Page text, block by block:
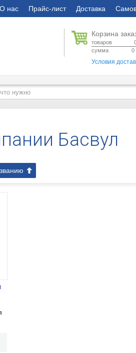
О нас Прайс-лист Доставка
Корзина
товаров
сумма
0
Условия
Басвул